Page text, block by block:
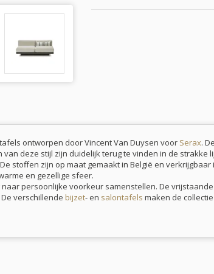
ontworpen door Vincent Van Duysen voor Serax.
deze stijl zijn duidelijk terug te vinden in de strakke
stoffen zijn op maat gemaakt in België en
en gezellige sfeer.
persoonlijke voorkeur samenstellen. De
De verschillende bijzet- en salontafels maken de